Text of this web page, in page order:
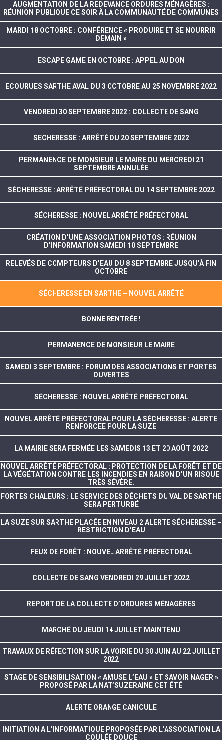
AUGMENTATION DE LA REDEVANCE ORDURES MÉNAGÈRES :
RÉUNION PUBLIQUE CE SOIR À LA COMMUNAUTÉ DE COMMUNES
MARDI 18 OCTOBRE : CONFÉRENCE « PRODUIRE ET SE NOURRIR
DEMAIN »
ESCAPE GAME EN OCTOBRE : APPEL AU DON
ECOURUES SARTHE AVAL DU 3 OCTOBRE AU 25 NOVEMBRE 2022
VENDREDI 30 SEPTEMBRE 2022 : COLLECTE DE SANG
SECHERESSE : ARRÊTÉ DU 20 SEPTEMBRE 2022
PERMANENCE DE MONSIEUR LE MAIRE DU MERCREDI 21
SEPTEMBRE ANNULÉE
SÉCHERESSE : ARRÊTÉ PRÉFECTORAL DU 14 SEPTEMBRE 2022
SÉCHERESSE : NOUVEL ARRÊTÉ PRÉFECTORAL
CRÉATION D’UNE ASSOCIATION PHOTOS : RÉUNION
D’INFORMATION SAMEDI 10 SEPTEMBRE
RELEVÉS DE COMPTEURS D’EAU DU 8 SEPTEMBRE JUSQU’À FIN
OCTOBRE
SÉCHERESSE EN SARTHE – NOUVEL ARRÊTÉ
BONNE RENTRÉE !
PERMANENCE DE MONSIEUR LE MAIRE
SAMEDI 3 SEPTEMBRE : FORUM DES ASSOCIATIONS ET PORTES
OUVERTES
SÉCHERESSE : NOUVEL ARRÊTÉ PRÉFECTORAL
NOUVEL ARRÊTÉ PRÉFECTORAL POUR LA SÉCHERESSE : ALERTE
RENFORCÉE POUR LA SUZE
LA MAIRIE SERA FERMÉE LES SAMEDIS 13 ET 20 AOÛT 2022
NOUVEL ARRÊTÉ PRÉFECTORAL : PROTECTION DE LA FORÊT ET DE
LA VÉGÉTATION CONTRE LES INCENDIES EN RAISON D’UN RISQUE
TRÈS SÉVÈRE.
FORTES CHALEURS : LE SERVICE DES DÉCHETS DU VAL DE SARTHE
SERA PERTURBÉ
LA SUZE SUR SARTHE PLACÉE EN NIVEAU 2 ALERTE SÉCHERESSE –
RESTRICTION D’EAU
FEUX DE FORÊT : NOUVEL ARRÊTÉ PRÉFECTORAL
COLLECTE DE SANG VENDREDI 29 JUILLET 2022
REPORT DE LA COLLECTE D’ORDURES MÉNAGÈRES
MARCHÉ DU JEUDI 14 JUILLET MAINTENU
TRAVAUX DE RÉFECTION SUR LA VOIRIE DU 30 JUIN AU 22 JUILLET
2022
STAGE DE SENSIBILISATION « AMUSE L’EAU » ET SAVOIR NAGER »
PROPOSÉ PAR LA NAT’SUZERAINE CET ÉTÉ
ALERTE ORANGE CANICULE
INITIATION A L’INFORMATIQUE PROPOSÉE PAR L’ASSOCIATION LA
COULÉE DOUCE